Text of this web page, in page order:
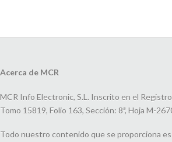
Acerca de MCR
MCR Info Electronic, S.L. Inscrito en el
Tomo 15819, Folio 163, Sección: 8ª, Hoja M-
Todo nuestro contenido que se proporciona